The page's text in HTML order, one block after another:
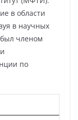
в области
в научных
членом
по